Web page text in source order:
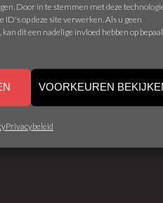
Door in te stemmen met deze
op deze site verwerken. Als u geen
dit een nadelige invloed hebben op
VOORKEUREN
Privacybeleid